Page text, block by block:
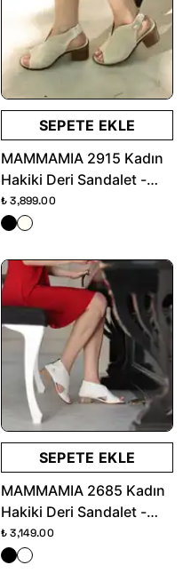
SEPETE EKLE
MAMMAMIA 2915 Kadın
Hakiki Deri Sandalet -
Krema
₺ 3,899.00
SEPETE EKLE
MAMMAMIA 2685 Kadın
Hakiki Deri Sandalet -
Beyaz
₺ 3,149.00